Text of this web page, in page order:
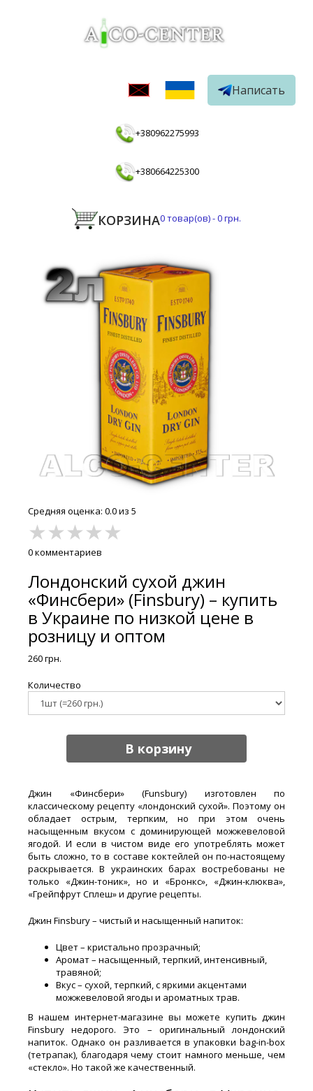
Написать
+380962275993
+380664225300
КОРЗИНА0товар(ов) -0 грн.
Средняя оценка: 0.0 из 5
★★★★★
0 комментариев
Лондонский сухой джин
«Финсбери» (Finsbury) – купить
в Украине по низкой цене в
розницу и оптом
260 грн.
Количество
В корзину
Джин «Финсбери» (Funsbury) изготовлен по
классическому рецепту «лондонский сухой». Поэтому он
обладает острым, терпким, но при этом очень
насыщенным вкусом с доминирующей можжевеловой
ягодой. И если в чистом виде его употреблять может
быть сложно, то в составе коктейлей он по-настоящему
раскрывается. В украинских барах востребованы не
только «Джин-тоник», но и «Бронкс», «Джин-клюква»,
«Грейпфрут Сплеш» и другие рецепты.
Джин Finsbury – чистый и насыщенный напиток:
Цвет – кристально прозрачный;
Аромат – насыщенный, терпкий, интенсивный,
травяной;
Вкус – сухой, терпкий, с яркими акцентами
можжевеловой ягоды и ароматных трав.
В нашем интернет-магазине вы можете купить джин
Finsbury недорого. Это – оригинальный лондонский
напиток. Однако он разливается в упаковки bag-in-box
(тетрапак), благодаря чему стоит намного меньше, чем
«стекло». Но такой же качественный.